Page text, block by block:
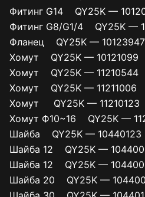
Фитинг G14 QY25K —
Фитинг G8/G1/4 QY25K —
Фланец QY25K — 10123947
Хомут QY25K — 10121099
Хомут QY25K — 11210544
Хомут QY25K — 11211006
Хомут QY25K — 11210123
Хомут Ф10~16 QY25K —
Шайба QY25K — 10440123
Шайба 12 QY25K —
Шайба 12 QY25K —
Шайба 20 QY25K —